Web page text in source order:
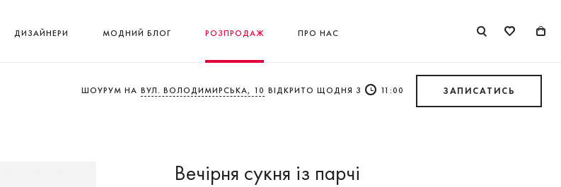
ДИЗАЙНЕРИ МОДНИЙ БЛОГ РОЗПРОДАЖ ПРО НАС
ШОУРУМ НА ВУЛ. ВОЛОДИМИРСЬКА, 10 ВІДКРИТО ЩОДНЯ З 11:00 ЗАПИСАТИСЬ
Вечірня сукня із парчі